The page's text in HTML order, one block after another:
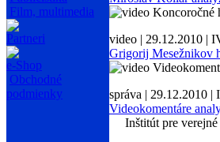
Film, multimedia
Partneri
e-Shop
Obchodné
podmienky
Koncoročné
video | 29.12.2010 |
Grigorij Mesežnikov
správa | 29.12.2010 |
Videokomentáre
Inštitút pre